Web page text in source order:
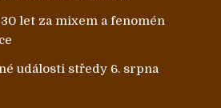
let za mixem a fenomén
události středy 6. srpna